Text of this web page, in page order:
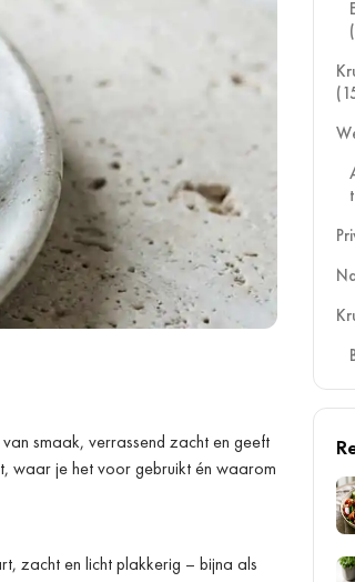
smaak, verrassend zacht en geeft
waar je het voor gebruikt én waarom
zacht en licht plakkerig – bijna als